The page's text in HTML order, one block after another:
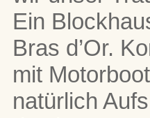
Ein
Bras d’Or.
mit
natürlich